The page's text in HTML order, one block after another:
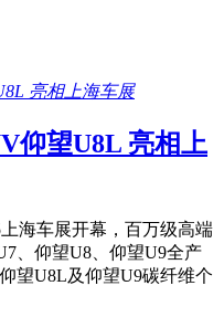
仰望U8L 亮相上
海车展开幕，百万级高端
、仰望U8、仰望U9全产
望U8L及仰望U9碳纤维个